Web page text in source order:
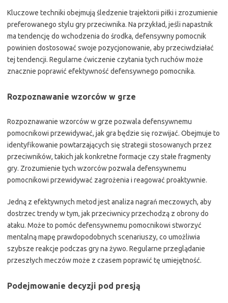
Kluczowe techniki obejmują śledzenie trajektorii piłki i zrozumienie
preferowanego stylu gry przeciwnika. Na przykład, jeśli napastnik
ma tendencję do wchodzenia do środka, defensywny pomocnik
powinien dostosować swoje pozycjonowanie, aby przeciwdziałać
tej tendencji. Regularne ćwiczenie czytania tych ruchów może
znacznie poprawić efektywność defensywnego pomocnika.
Rozpoznawanie wzorców w grze
Rozpoznawanie wzorców w grze pozwala defensywnemu
pomocnikowi przewidywać, jak gra będzie się rozwijać. Obejmuje to
identyfikowanie powtarzających się strategii stosowanych przez
przeciwników, takich jak konkretne formacje czy stałe fragmenty
gry. Zrozumienie tych wzorców pozwala defensywnemu
pomocnikowi przewidywać zagrożenia i reagować proaktywnie.
Jedną z efektywnych metod jest analiza nagrań meczowych, aby
dostrzec trendy w tym, jak przeciwnicy przechodzą z obrony do
ataku. Może to pomóc defensywnemu pomocnikowi stworzyć
mentalną mapę prawdopodobnych scenariuszy, co umożliwia
szybsze reakcje podczas gry na żywo. Regularne przeglądanie
przeszłych meczów może z czasem poprawić tę umiejętność.
Podejmowanie decyzji pod presją